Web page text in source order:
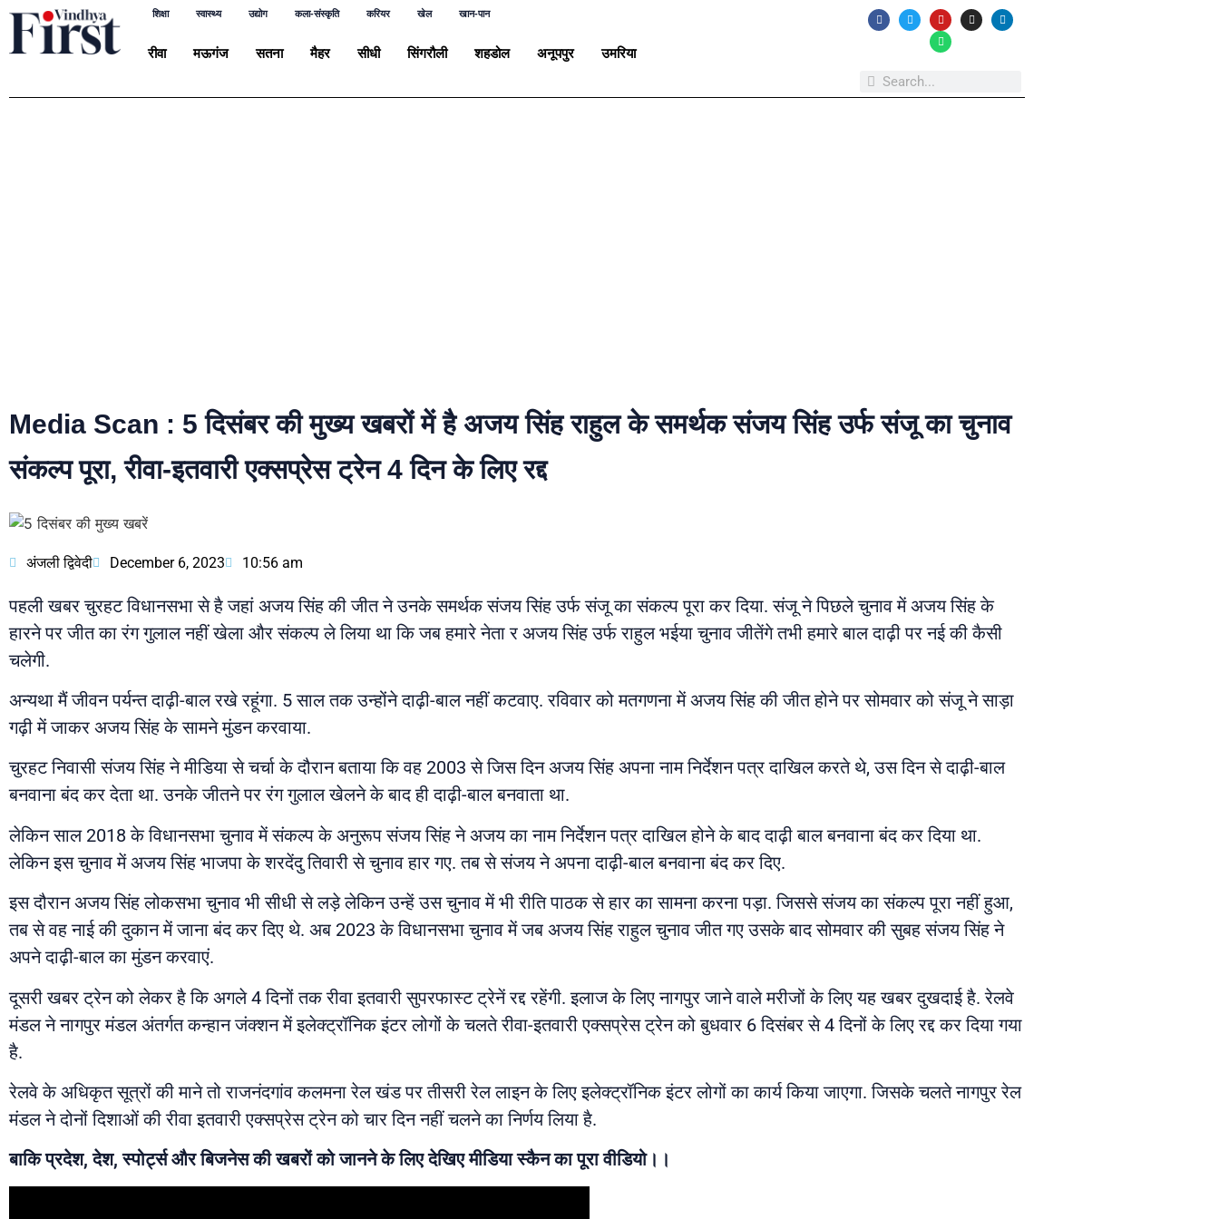
शिक्षा स्वास्थ्य उद्योग कला-संस्कृति करियर खेल खान-पान
रीवा मऊगंज सतना मैहर सीधी सिंगरौली शहडोल अनूपपुर उमरिया
Media Scan : 5 दिसंबर की मुख्य खबरों में है अजय सिंह राहुल के समर्थक संजय सिंह उर्फ संजू का चुनाव
संकल्प पूरा, रीवा-इतवारी एक्सप्रेस ट्रेन 4 दिन के लिए रद्द
अंजली द्विवेदी December 6, 2023 10:56 am
पहली खबर चुरहट विधानसभा से है जहां अजय सिंह की जीत ने उनके समर्थक संजय सिंह उर्फ संजू का संकल्प पूरा कर दिया. संजू ने पिछले चुनाव में अजय सिंह के
हारने पर जीत का रंग गुलाल नहीं खेला और संकल्प ले लिया था कि जब हमारे नेता र अजय सिंह उर्फ राहुल भईया चुनाव जीतेंगे तभी हमारे बाल दाढ़ी पर नई की कैसी
चलेगी.
अन्यथा मैं जीवन पर्यन्त दाढ़ी-बाल रखे रहूंगा. 5 साल तक उन्होंने दाढ़ी-बाल नहीं कटवाए. रविवार को मतगणना में अजय सिंह की जीत होने पर सोमवार को संजू ने साड़ा
गढ़ी में जाकर अजय सिंह के सामने मुंडन करवाया.
चुरहट निवासी संजय सिंह ने मीडिया से चर्चा के दौरान बताया कि वह 2003 से जिस दिन अजय सिंह अपना नाम निर्देशन पत्र दाखिल करते थे, उस दिन से दाढ़ी-बाल
बनवाना बंद कर देता था. उनके जीतने पर रंग गुलाल खेलने के बाद ही दाढ़ी-बाल बनवाता था.
लेकिन साल 2018 के विधानसभा चुनाव में संकल्प के अनुरूप संजय सिंह ने अजय का नाम निर्देशन पत्र दाखिल होने के बाद दाढ़ी बाल बनवाना बंद कर दिया था.
लेकिन इस चुनाव में अजय सिंह भाजपा के शरदेंदु तिवारी से चुनाव हार गए. तब से संजय ने अपना दाढ़ी-बाल बनवाना बंद कर दिए.
इस दौरान अजय सिंह लोकसभा चुनाव भी सीधी से लड़े लेकिन उन्हें उस चुनाव में भी रीति पाठक से हार का सामना करना पड़ा. जिससे संजय का संकल्प पूरा नहीं हुआ,
तब से वह नाई की दुकान में जाना बंद कर दिए थे. अब 2023 के विधानसभा चुनाव में जब अजय सिंह राहुल चुनाव जीत गए उसके बाद सोमवार की सुबह संजय सिंह ने
अपने दाढ़ी-बाल का मुंडन करवाएं.
दूसरी खबर ट्रेन को लेकर है कि अगले 4 दिनों तक रीवा इतवारी सुपरफास्ट ट्रेनें रद्द रहेंगी. इलाज के लिए नागपुर जाने वाले मरीजों के लिए यह खबर दुखदाई है. रेलवे
मंडल ने नागपुर मंडल अंतर्गत कन्हान जंक्शन में इलेक्ट्रॉनिक इंटर लोगों के चलते रीवा-इतवारी एक्सप्रेस ट्रेन को बुधवार 6 दिसंबर से 4 दिनों के लिए रद्द कर दिया गया
है.
रेलवे के अधिकृत सूत्रों की माने तो राजनंदगांव कलमना रेल खंड पर तीसरी रेल लाइन के लिए इलेक्ट्रॉनिक इंटर लोगों का कार्य किया जाएगा. जिसके चलते नागपुर रेल
मंडल ने दोनों दिशाओं की रीवा इतवारी एक्सप्रेस ट्रेन को चार दिन नहीं चलने का निर्णय लिया है.
बाकि प्रदेश, देश, स्पोर्ट्स और बिजनेस की खबरों को जानने के लिए देखिए मीडिया स्कैन का पूरा वीडियो।।